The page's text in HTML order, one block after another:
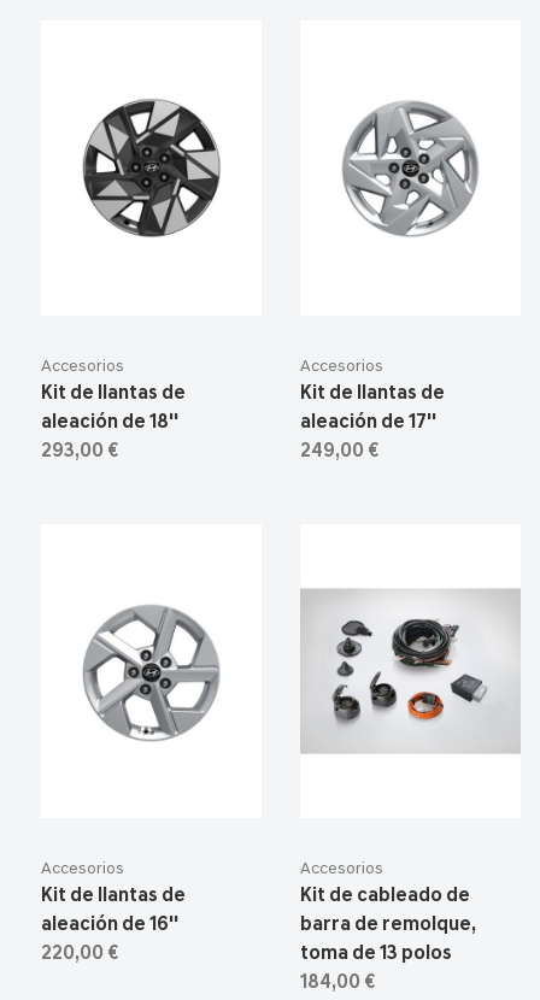
Accesorios
Kit de llantas de
aleación de 18''
293,00 €
Accesorios
Kit de llantas de
aleación de 17''
249,00 €
Accesorios
Kit de llantas de
aleación de 16''
220,00 €
Accesorios
Kit de cableado de
barra de remolque,
toma de 13 polos
184,00 €